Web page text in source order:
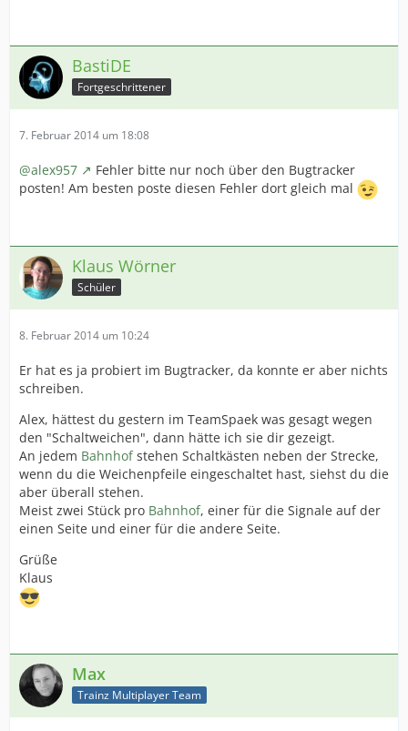
BastiDE
Fortgeschrittener
7. Februar 2014 um 18:08
@alex957
Fehler bitte nur noch über den Bugtracker
posten! Am besten poste diesen Fehler dort gleich mal
Klaus Wörner
Schüler
8. Februar 2014 um 10:24
Er hat es ja probiert im Bugtracker, da konnte er aber nichts
schreiben.
Alex, hättest du gestern im TeamSpaek was gesagt wegen
den "Schaltweichen", dann hätte ich sie dir gezeigt.
An jedem Bahnhofstehen Schaltkästen neben der Strecke,
wenn du die Weichenpfeile eingeschaltet hast, siehst du die
aber überall stehen.
Meist zwei Stück pro Bahnhof, einer für die Signale auf der
einen Seite und einer für die andere Seite.
Grüße
Klaus
Max
Trainz Multiplayer Team